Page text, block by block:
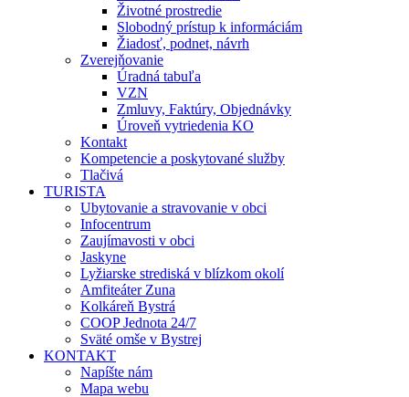
Životné prostredie
Slobodný prístup k informáciám
Žiadosť, podnet, návrh
Zverejňovanie
Úradná tabuľa
VZN
Zmluvy, Faktúry, Objednávky
Úroveň vytriedenia KO
Kontakt
Kompetencie a poskytované služby
Tlačivá
TURISTA
Ubytovanie a stravovanie v obci
Infocentrum
Zaujímavosti v obci
Jaskyne
Lyžiarske strediská v blízkom okolí
Amfiteáter Zuna
Kolkáreň Bystrá
COOP Jednota 24/7
Sväté omše v Bystrej
KONTAKT
Napíšte nám
Mapa webu